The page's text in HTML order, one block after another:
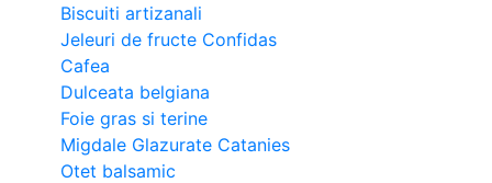
Biscuiti artizanali
Jeleuri de fructe Confidas
Cafea
Dulceata belgiana
Foie gras si terine
Migdale Glazurate Catanies
Otet balsamic